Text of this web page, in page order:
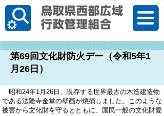
한국어
第69回文化財防火デー（令和5年1
月26日）
昭和24年1月 26 日、現存する世界最古の木造建造物
である法隆寺金堂の壁画が焼損しました。 このような
被害から文化財を守るとともに、国民一般の文化財愛